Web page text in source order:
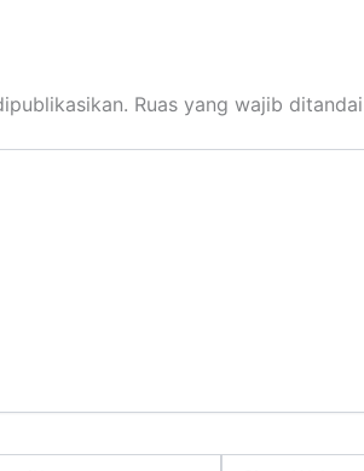
Ruas yang wajib ditandai